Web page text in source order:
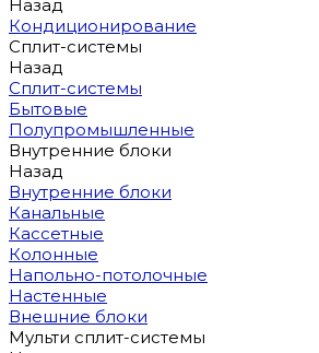
Назад
Кондиционирование
Сплит-системы
Назад
Сплит-системы
Бытовые
Полупромышленные
Внутренние блоки
Назад
Внутренние блоки
Канальные
Кассетные
Колонные
Напольно-потолочные
Настенные
Внешние блоки
Мульти сплит-системы